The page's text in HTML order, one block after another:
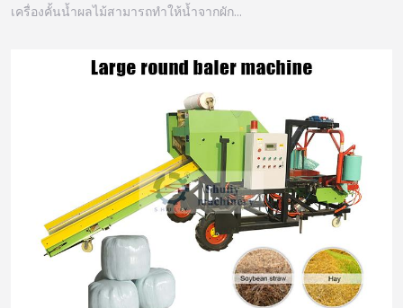
เครื่องคั้นน้ำผลไม้สามารถทำให้น้ำจากผัก…